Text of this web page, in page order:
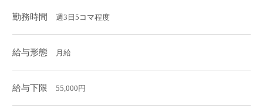
勤務時間 週3日5コマ程度
給与形態 月給
給与下限 55,000円